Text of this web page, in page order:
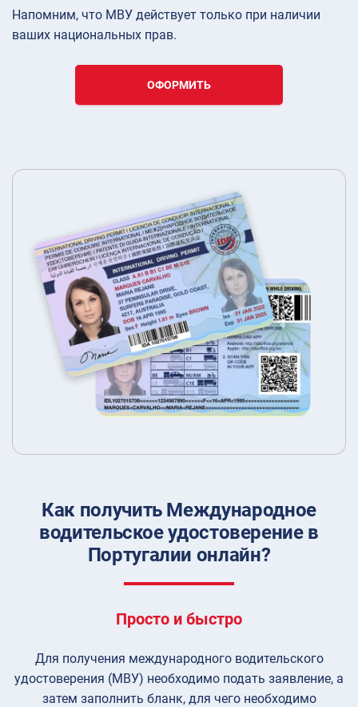
Напомним, что МВУ действует только при наличии
ваших национальных прав.
ОФОРМИТЬ
Как получить Международное
водительское удостоверение в
Португалии онлайн?
Просто и быстро
Для получения международного водительского
удостоверения (МВУ) необходимо подать заявление, а
затем заполнить бланк, для чего необходимо